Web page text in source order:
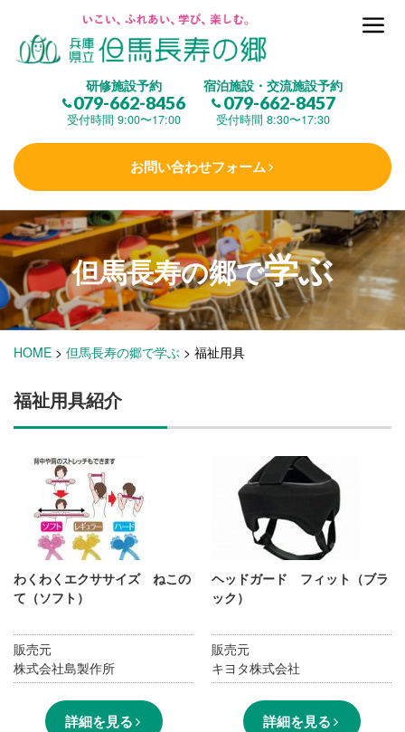
研修施設予約
079-662-8456
受付時間 9:00〜17:00
宿泊施設・交流施設予約
079-662-8457
受付時間 8:30〜17:30
お問い合わせフォーム
但馬長寿の郷とは
(研修施設)
楽しむ
学 ぶ(健康福祉)
泊まる(宿泊)
施設・料金
アクセス
但馬長寿の郷で学ぶ
HOME > 但馬長寿の郷で学ぶ > 福祉用具
福祉用具紹介
わくわくエクササイズ ねこの
て（ソフト）
販売元
株式会社島製作所
詳細を見る
ヘッドガード フィット（ブラ
ック）
販売元
キヨタ株式会社
詳細を見る